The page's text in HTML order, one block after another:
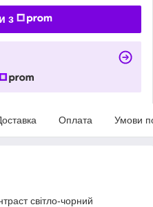
з
Оплата Умови
світло-чорний